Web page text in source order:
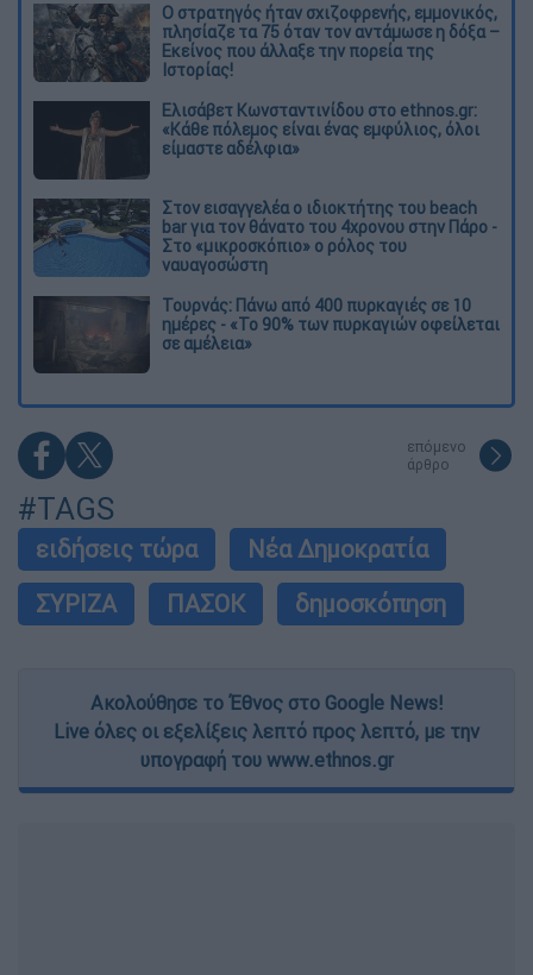
O στρατηγός ήταν σχιζοφρενής, εμμονικός,
πλησίαζε τα 75 όταν τον αντάμωσε η δόξα –
Εκείνος που άλλαξε την πορεία της
Ιστορίας!
Ελισάβετ Κωνσταντινίδου στο ethnos.gr:
«Κάθε πόλεμος είναι ένας εμφύλιος, όλοι
είμαστε αδέλφια»
Στον εισαγγελέα ο ιδιοκτήτης του beach
bar για τον θάνατο του 4χρονου στην Πάρο -
Στο «μικροσκόπιο» ο ρόλος του
ναυαγοσώστη
Τουρνάς: Πάνω από 400 πυρκαγιές σε 10
ημέρες - «Το 90% των πυρκαγιών οφείλεται
σε αμέλεια»
επόμενο
άρθρο
#TAGS
ειδήσεις τώρα
Νέα Δημοκρατία
ΣΥΡΙΖΑ
ΠΑΣΟΚ δημοσκόπηση
Ακολούθησε το Έθνος στο Google News!
Live όλες οι εξελίξεις λεπτό προς λεπτό, με την
υπογραφή του www.ethnos.gr